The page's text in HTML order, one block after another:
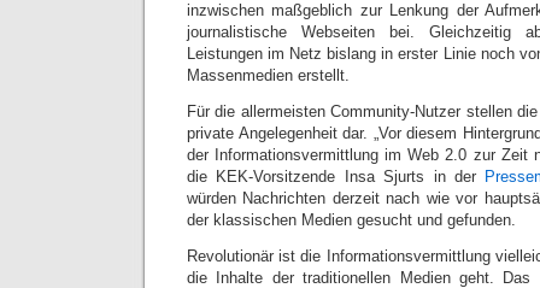
inzwischen maßgeblich zur Lenkung der
journalistische Webseiten bei. Gleichzeitig
Leistungen im Netz bislang in erster Linie noch
Massenmedien erstellt.
Für die allermeisten Community-Nutzer stellen
private Angelegenheit dar. „Vor diesem
der Informationsvermittlung im Web 2.0 zur Zeit
die KEK-Vorsitzende Insa Sjurts in der
würden Nachrichten derzeit nach wie vor
der klassischen Medien gesucht und gefunden.
Revolutionär ist die Informationsvermittlung
die Inhalte der traditionellen Medien geht. Das